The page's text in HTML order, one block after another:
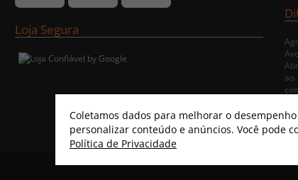
Loja Segura
ao
Coletamos dados para melhorar o
personalizar conteúdo e anúncios. Você pode
Política de Privacidade